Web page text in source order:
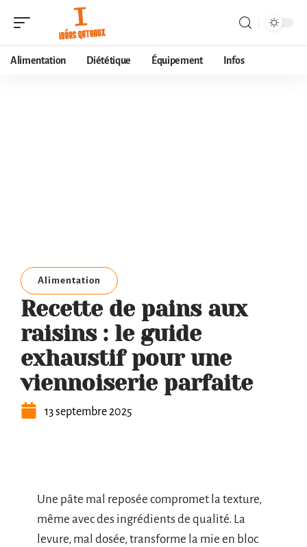
Alimentation Diététique Équipement Infos
Alimentation
Recette de pains aux
raisins : le guide
exhaustif pour une
viennoiserie parfaite
13 septembre 2025
Une pâte mal reposée compromet la texture,
même avec des ingrédients de qualité. La
levure, mal dosée, transforme la mie en bloc